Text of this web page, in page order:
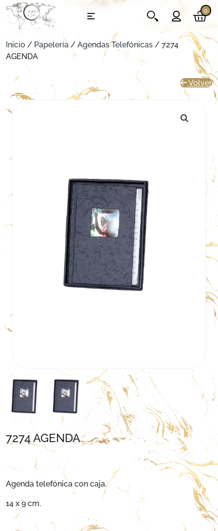
0
Inicio / Papelería / Agendas Telefónicas / 7274
AGENDA
Volver
7274 AGENDA
Agenda telefónica con caja.
14 x 9 cm.